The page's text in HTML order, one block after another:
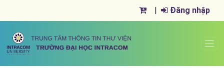
| Đăng nhập